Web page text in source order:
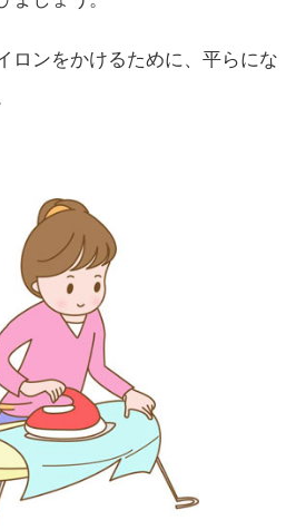
ロンをかけるために、平らにな